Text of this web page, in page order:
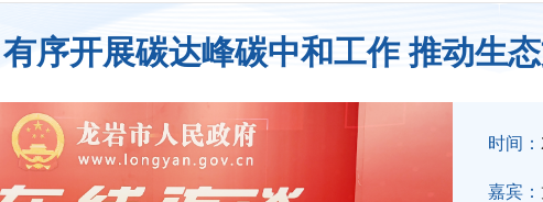
有序开展碳达峰碳中和工作 推动生
时间：
嘉宾：